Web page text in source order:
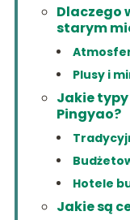
Dlaczego
starym
Plusy i
Jakie
Pingyao?
Hotele
Jakie są